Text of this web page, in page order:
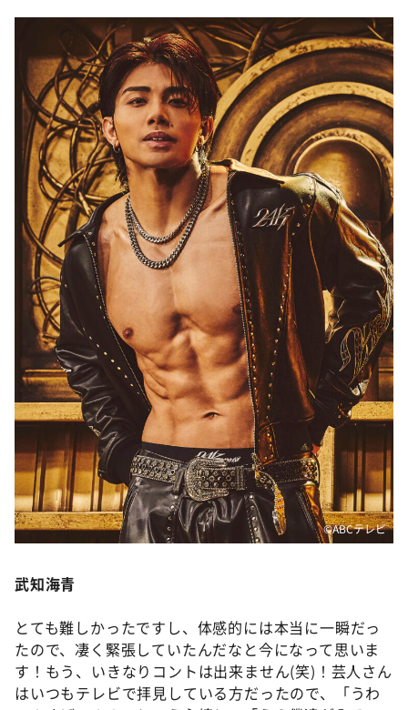
©️ABCテレビ
武知海青
とても難しかったですし、体感的には本当に一瞬だっ
たので、凄く緊張していたんだなと今になって思いま
す！もう、いきなりコントは出来ません(笑)！芸人さん
はいつもテレビで拝見している方だったので、「うわ